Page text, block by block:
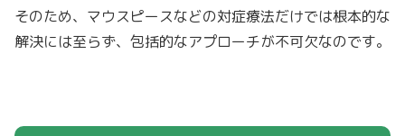
そのため、マウスピースなどの対症療法だけでは根本的な
解決には至らず、包括的なアプローチが不可欠なのです。